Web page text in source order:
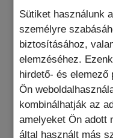
Sütiket használunk
személyre
biztosításához,
elemzéséhez.
hirdető- és elemező
Ön
kombinálhatják az
amelyeket Ön adott
által használt más
A zafír további
átlátszósága
.
képvisszaadást és
biztosít, az
megakadályozza
kialakulását.
A teljes
üveg felülről lefelé